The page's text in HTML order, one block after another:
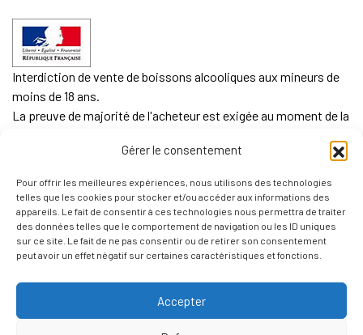
Gérer le consentement
Pour offrir les meilleures expériences, nous utilisons des technologies
telles que les cookies pour stocker et/ou accéder aux informations des
appareils. Le fait de consentir à ces technologies nous permettra de traiter
des données telles que le comportement de navigation ou les ID uniques
sur ce site. Le fait de ne pas consentir ou de retirer son consentement
peut avoir un effet négatif sur certaines caractéristiques et fonctions.
Accepter
Interdiction de vente de boissons alcooliques aux mineurs de
moins de 18 ans.
La preuve de majorité de l'acheteur est exigée au moment de la
L'abus d'alcool est dangereux pour la santé. Sachez
consommer avec modération.